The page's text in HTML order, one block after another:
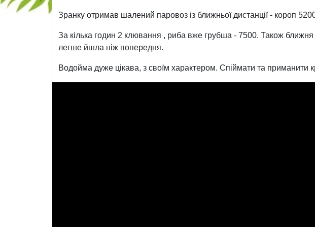
Зранку отримав шалений паровоз із ближньої дистанції - короп
За кілька годин 2 клювання , риба вже грубша - 7500. Також
легше йшла ніж попередня.
Водойма дуже цікава, з своїм характером. Спіймати та приманити